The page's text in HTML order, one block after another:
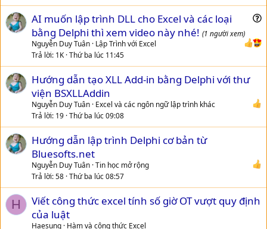
e
t
AI muốn lập trình DLL cho Excel và các loại
bằng Delphi thì xem video này nhé! (1 người xem)
Nguyễn Duy Tuân Lập Trình với Excel
Trả lời 1K Thứ ba lúc 11:45
Hướng dẫn tạo XLL Add-in bằng Delphi với thư
viện BSXLLAddin
Nguyễn Duy Tuân Excel và các ngôn ngữ lập trình khác
Trả lời 19 Thứ ba lúc 09:08
Hướng dẫn lập trình Delphi cơ bản từ
Bluesofts.net
Nguyễn Duy Tuân Tin học mở rộng
Trả lời 58 Thứ ba lúc 08:57
H
Viết công thức excel tính số giờ OT vượt quy định
của luật
Haesung Hàm và công thức Excel